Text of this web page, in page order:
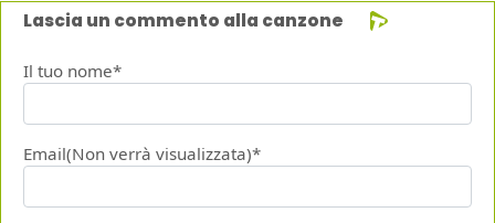
Lascia un commento alla canzone
Il tuo nome*
Email(Non verrà visualizzata)*